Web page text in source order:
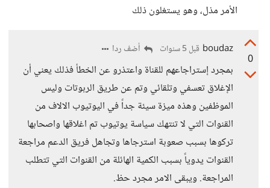
الأمر مذل، وهو يستغلون ذلك
0
boudaz قبل 5 سنوات أضف ردا
بمجرد إستراجاعهم للقناة واعتذرو عن الخطأ فذلك يعني أن
الإغلاق تعسفي وتلقائي وتم عن طريق الربوتات وليس
الموظفين وهذه ميزة سيئة جداً في اليوتيوب الالاف من
القنوات التي لا تنتهك سياسة يوتيوب تم اغلاقها واصحابها
تركوها بسبب صعوبة استرجاها وتجاهل فريق الدعم مراجعة
القنوات يدوياً بسبب الكمية الهائلة من القنوات التي تتطلب
المراجعة. ويبقى الامر مجرد حظ.